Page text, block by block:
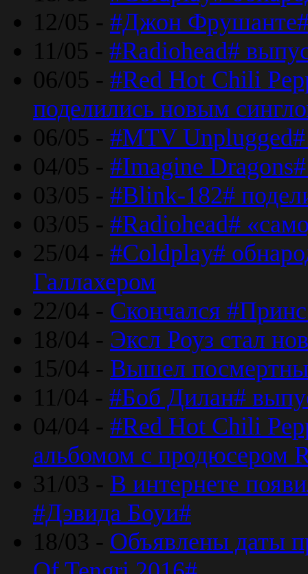
12/05 - #Джон
11/05 - #Radiohead#
06/05 - #Red Hot Chili
поделились новым
06/05 - #MTV Unplugged#
04/05 - #Imagine
03/05 - #Blink-182#
03/05 - #Radiohead#
25/04 - #Coldplay#
Галлахером
22/04 - Скончался
18/04 - Эксл Роуз стал
15/04 - Вышел
11/04 - #Боб Дилан#
04/04 - #Red Hot Chili
альбомом с продюсером
31/03 - В интернете
#Дэвида Боуи#
18/03 - Объявлены даты